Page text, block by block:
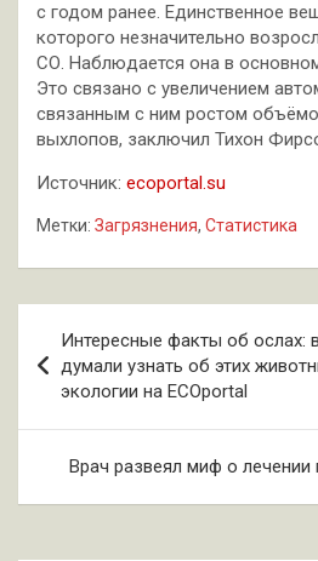
с годом ранее. Единственное
которого незначительно
СО. Наблюдается она в
Это связано с увеличением
связанным с ним ростом
выхлопов, заключил Тихон
Источник: ecoportal.su
Метки: Загрязнения, Статистика
по
записям
Интересные факты об ослах:
думали узнать об этих
экологии на ECOportal
Врач развеял миф о лечении